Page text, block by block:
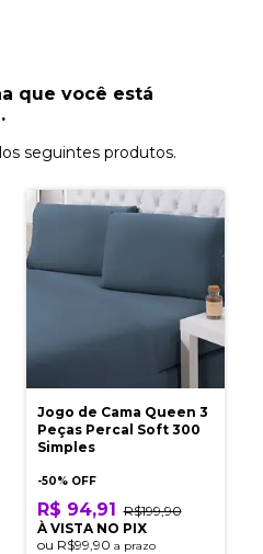
que você está
seguintes produtos.
Jogo de Cama Queen 3
Peças Percal Soft 300
Simples
-50% OFF
R$ 94,91 R$199,90
À VISTA NO PIX
ou R$99,90 a prazo